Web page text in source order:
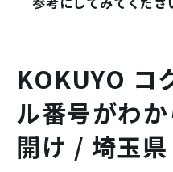
KOKUYO コ
ル番号がわ
開け / 埼玉